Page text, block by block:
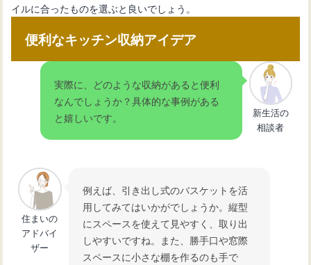
イルに合ったものを選ぶと良いでしょう。
便利なキッチン収納アイデア
実際に、どのような収納があると便利
なんでしょうか？具体的な事例がある
と嬉しいです。
新生活の
相談者
住まいの
アドバイ
ザー
例えば、引き出し式のバスケットを活
用してみてはいかがでしょうか。縦型
にスペースを使えて見やすく、取り出
しやすいですね。また、勝手口や窓際
スペースに小さな棚を作るのも手で